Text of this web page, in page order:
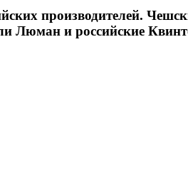
производителей.
Люман и российские